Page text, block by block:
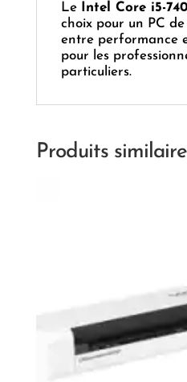
Le Intel Core i5-
choix pour un PC
entre performance
pour les
particuliers.
Produits